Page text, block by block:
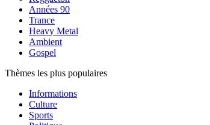
Années 90
Trance
Heavy Metal
Ambient
Gospel
Thèmes les plus populaires
Informations
Culture
Sports